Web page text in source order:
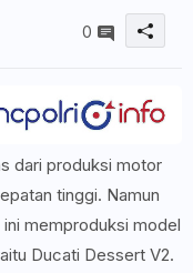
0
dari produksi motor
tinggi. Namun
memproduksi model
Ducati Dessert V2.